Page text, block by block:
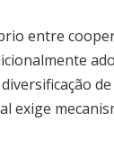
entre
exige